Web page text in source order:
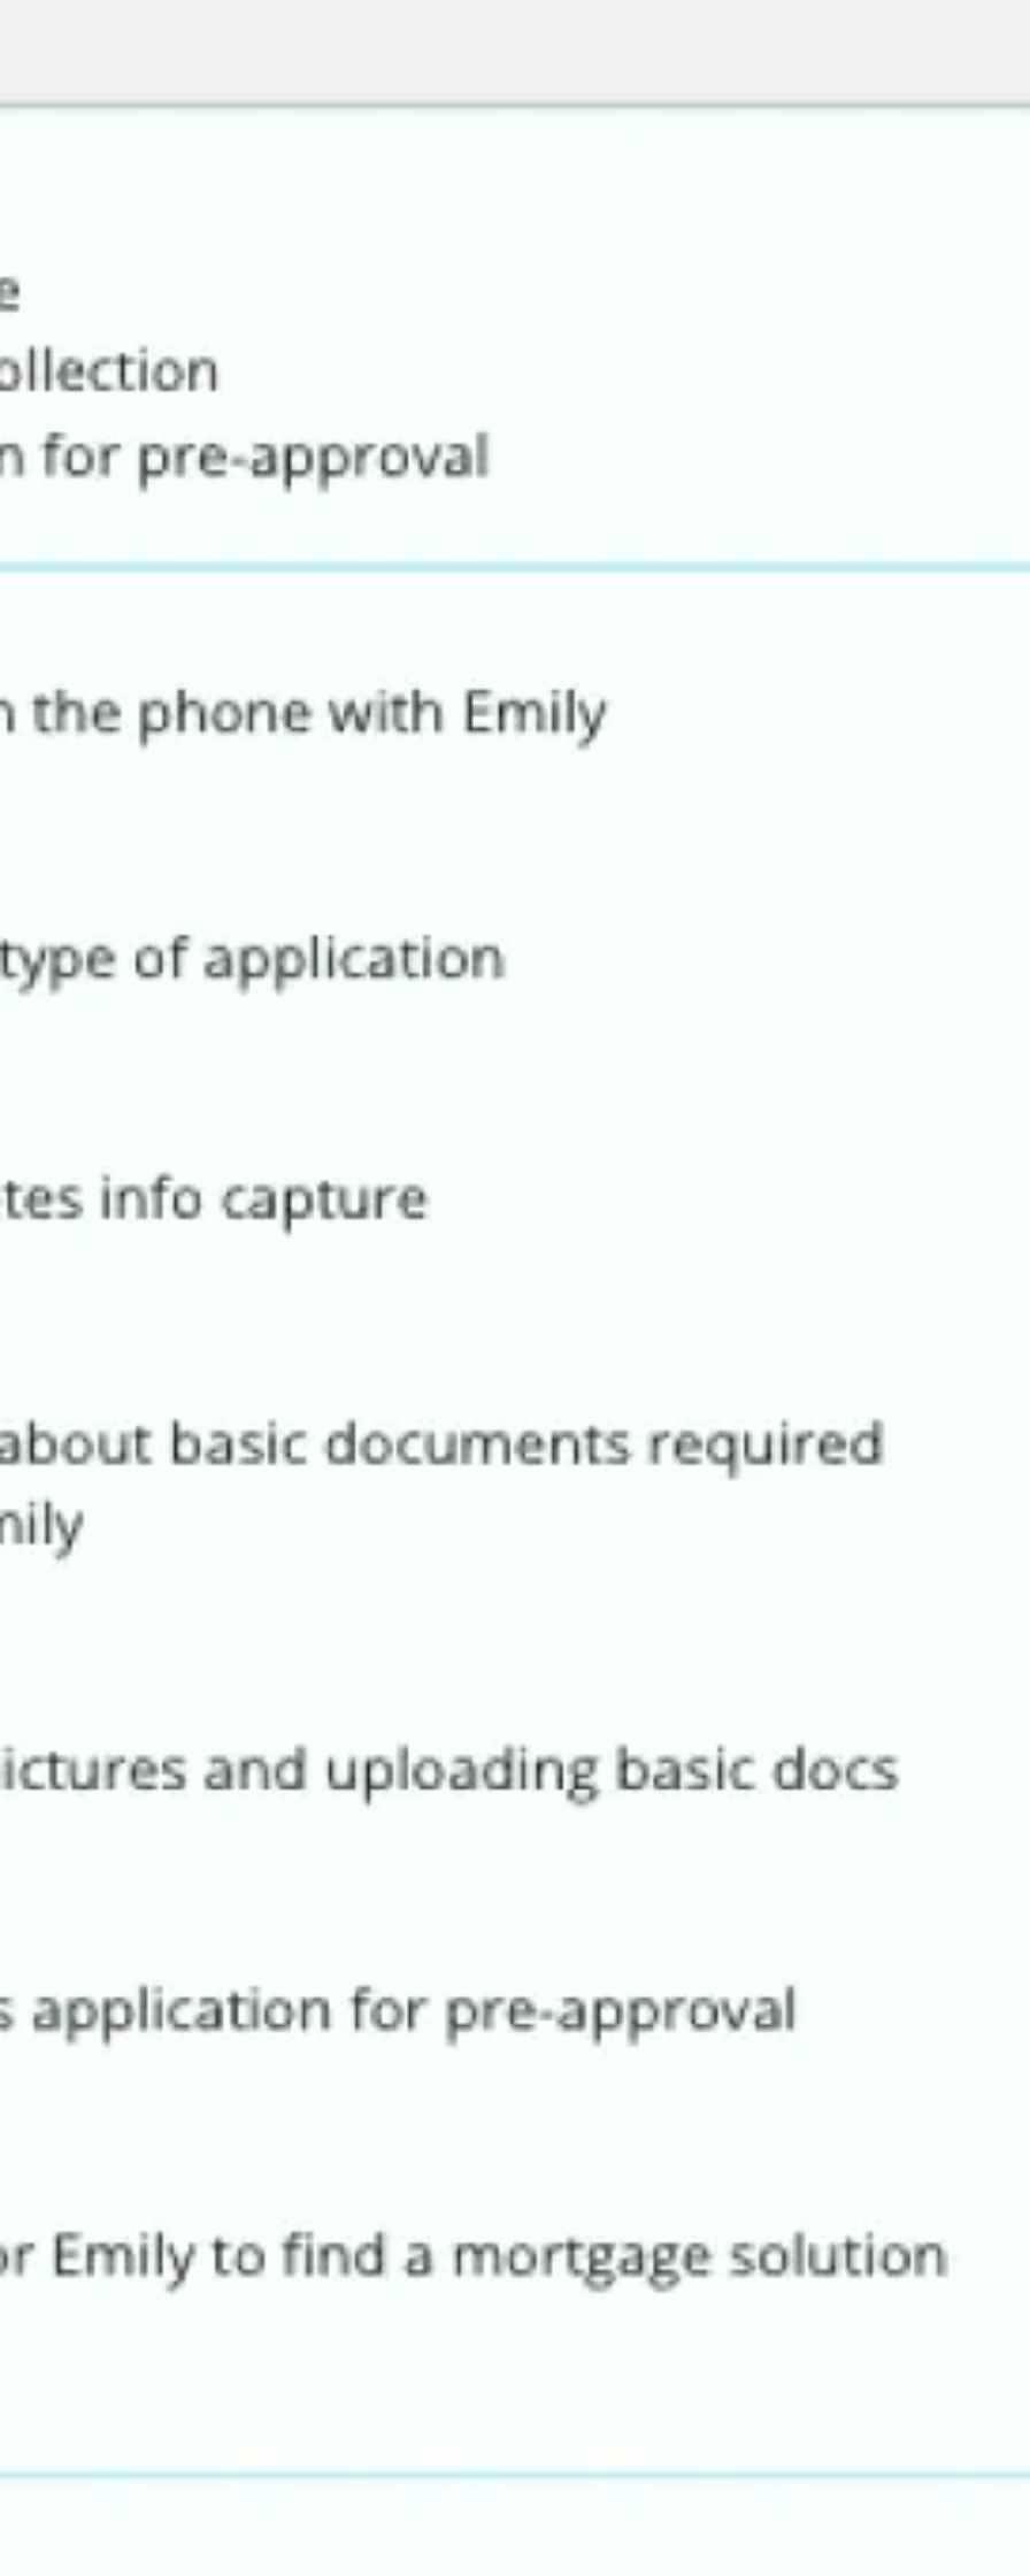
アイデア出しとブレスト
アジャイル
リサーチとデザイン